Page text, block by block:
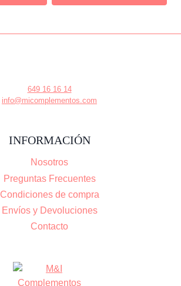
649 16 16 14
info@micomplementos.com
INFORMACIÓN
Nosotros
Preguntas Frecuentes
Condiciones de compra
Envíos y Devoluciones
Contacto